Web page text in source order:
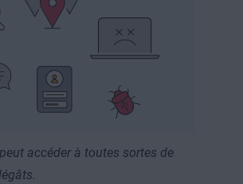
accéder à toutes sortes de